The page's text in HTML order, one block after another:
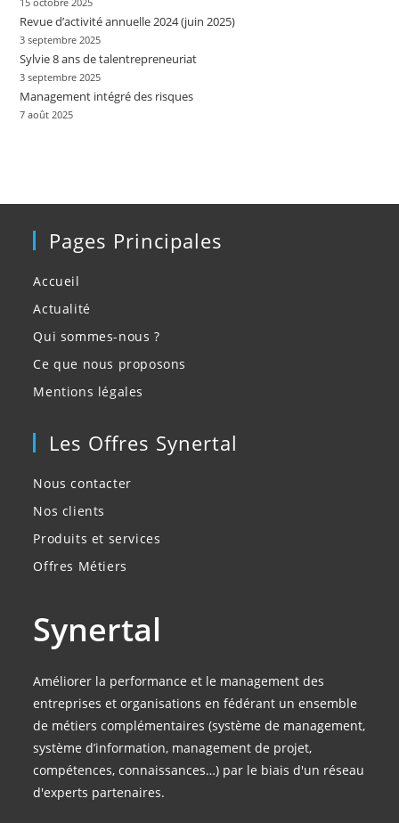
Revue d’activité annuelle 2024 (juin 2025)
3 septembre 2025
Sylvie 8 ans de talentrepreneuriat
3 septembre 2025
Management intégré des risques
7 août 2025
Pages Principales
Accueil
Actualité
Qui sommes-nous ?
Ce que nous proposons
Mentions légales
Les Offres Synertal
Nous contacter
Nos clients
Produits et services
Offres Métiers
Synertal
Améliorer la performance et le management des
entreprises et organisations en fédérant un ensemble
de métiers complémentaires (système de management,
système d’information, management de projet,
compétences, connaissances…) par le biais d'un réseau
d'experts partenaires.